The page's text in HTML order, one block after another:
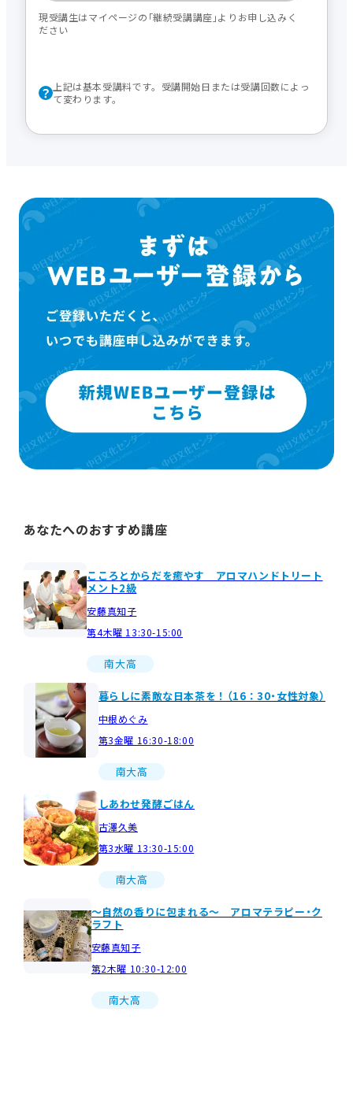
現受講生はマイページの｢継続受講講座｣よりお申し込みく
ださい
上記は基本受講料です。受講開始日または受講回数によっ
て変わります。
あなたへのおすすめ講座
こころとからだを癒やす アロマハンドトリート
メント2級
安藤真知子
第4木曜 13:30-15:00
南大高
暮らしに素敵な日本茶を！（16：30・女性対象）
中根めぐみ
第3金曜 16:30-18:00
南大高
しあわせ発酵ごはん
古澤久美
第3水曜 13:30-15:00
南大高
～自然の香りに包まれる～ アロマテラピー・ク
ラフト
安藤真知子
第2木曜 10:30-12:00
南大高